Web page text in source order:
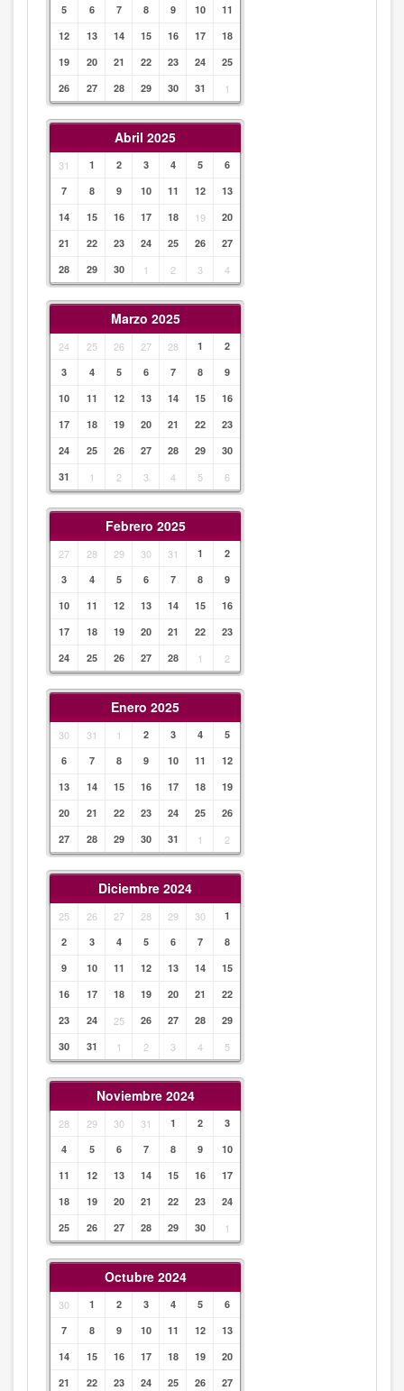
5 6 7 8 9 10
11
12
13 14 15 16 17
18
19
20 21 22 23 24
25
26
27 28 29 30 31 1
Abril 2025
31 1 2 3 4 5
6
7
8 9 10 11 12
13
14
15 16 17 18 19
20
21
22 23 24 25 26
27
28
29 30 1 2 3 4
Marzo 2025
24 25 26 27 28 1
2
3
4 5 6 7 8
9
10
11 12 13 14 15
16
17
18 19 20 21 22
23
24
25 26 27 28 29
30
31
1 2 3 4 5 6
Febrero 2025
27 28 29 30 31 1
2
3
4 5 6 7 8
9
10
11 12 13 14 15
16
17
18 19 20 21 22
23
24
25 26 27 28 1 2
Enero 2025
30 31 1 2 3 4
5
6
7 8 9 10 11
12
13
14 15 16 17 18
19
20
21 22 23 24 25
26
27
28 29 30 31 1 2
Diciembre 2024
25 26 27 28 29 30
1
2
3 4 5 6 7
8
9
10 11 12 13 14
15
16
17 18 19 20 21
22
23
24 25 26 27 28
29
30
31 1 2 3 4 5
Noviembre 2024
28 29 30 31 1 2
3
4
5 6 7 8 9
10
11
12 13 14 15 16
17
18
19 20 21 22 23
24
25
26 27 28 29 30 1
Octubre 2024
30 1 2 3 4 5
6
7
8 9 10 11 12
13
14
15 16 17 18 19
20
21
22 23 24 25 26
27